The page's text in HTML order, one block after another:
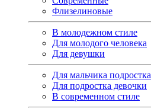
Флизелиновые
В молодежном стиле
Для молодого человека
Для девушки
Для мальчика подростка
Для подростка девочки
В современном стиле